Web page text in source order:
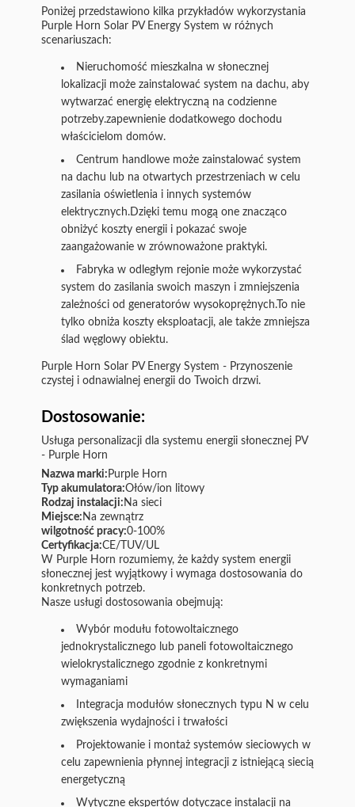
Poniżej przedstawiono kilka przykładów wykorzystania
Purple Horn Solar PV Energy System w różnych
scenariuszach:
Nieruchomość mieszkalna w słonecznej
lokalizacji może zainstalować system na dachu, aby
wytwarzać energię elektryczną na codzienne
potrzeby.zapewnienie dodatkowego dochodu
właścicielom domów.
Centrum handlowe może zainstalować system
na dachu lub na otwartych przestrzeniach w celu
zasilania oświetlenia i innych systemów
elektrycznych.Dzięki temu mogą one znacząco
obniżyć koszty energii i pokazać swoje
zaangażowanie w zrównoważone praktyki.
Fabryka w odległym rejonie może wykorzystać
system do zasilania swoich maszyn i zmniejszenia
zależności od generatorów wysokoprężnych.To nie
tylko obniża koszty eksploatacji, ale także zmniejsza
ślad węglowy obiektu.
Purple Horn Solar PV Energy System - Przynoszenie
czystej i odnawialnej energii do Twoich drzwi.
Dostosowanie:
Usługa personalizacji dla systemu energii słonecznej PV
- Purple Horn
Nazwa marki: Purple Horn
Typ akumulatora:Ołów/ion litowy
Rodzaj instalacji: Na sieci
Miejsce: Na zewnątrz
wilgotność pracy:0-100%
Certyfikacja:CE/TUV/UL
W Purple Horn rozumiemy, że każdy system energii
słonecznej jest wyjątkowy i wymaga dostosowania do
konkretnych potrzeb.
Nasze usługi dostosowania obejmują:
Wybór modułu fotowoltaicznego
jednokrystalicznego lub paneli fotowoltaicznego
wielokrystalicznego zgodnie z konkretnymi
wymaganiami
Integracja modułów słonecznych typu N w celu
zwiększenia wydajności i trwałości
Projektowanie i montaż systemów sieciowych w
celu zapewnienia płynnej integracji z istniejącą siecią
energetyczną
Wytyczne ekspertów dotyczące instalacji na